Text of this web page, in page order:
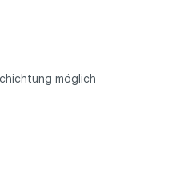
möglich